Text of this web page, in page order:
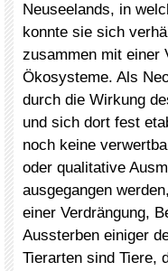
Neuseelands, in
konnte sie sich
zusammen mit einer
Ökosysteme. Als
durch die Wirkung
und sich dort fest
noch keine
oder qualitative
ausgegangen
einer Verdrängung,
Aussterben einiger
Tierarten sind Tiere,